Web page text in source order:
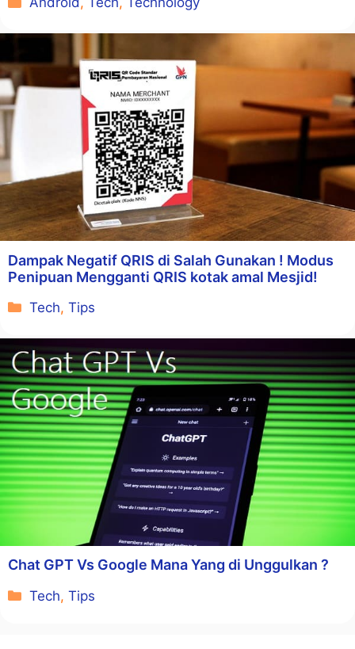
Dampak Negatif QRIS di Salah Gunakan ! Modus
Penipuan Mengganti QRIS kotak amal Mesjid!
Kategori
Tech,Tips
Chat GPT Vs Google Mana Yang di Unggulkan ?
Kategori
Tech,Tips